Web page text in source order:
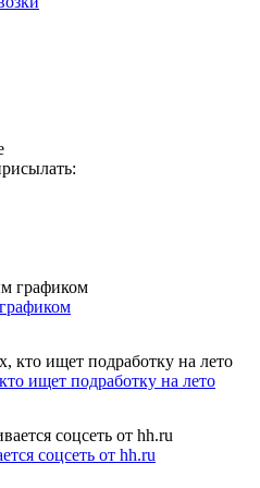
ищет подработку на лето
соцсеть от hh.ru